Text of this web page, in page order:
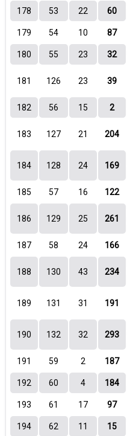
178
53 22 60
179
54 10 87
180
55 23 32
181 126 23 39
182
56 15 2
183 127 21 204
184 128 24 169
185
57 16 122
186 129 25 261
187
58 24 166
188 130 43 234
189 131 31 191
190 132 32 293
191
59 2 187
192
60 4 184
193
61 17 97
194
62 11 15